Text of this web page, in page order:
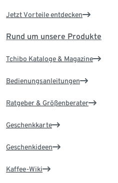
Jetzt Vorteile entdecken
Rund um unsere Produkte
Tchibo Kataloge & Magazine
Bedienungsanleitungen
Ratgeber & Größenberater
Geschenkkarte
Geschenkideen
Kaffee-Wiki